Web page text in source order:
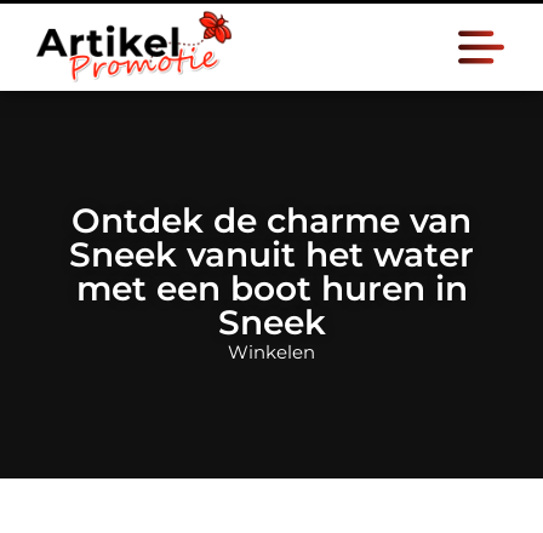
Ontdek de charme van
Sneek vanuit het water
met een boot huren in
Sneek
Winkelen